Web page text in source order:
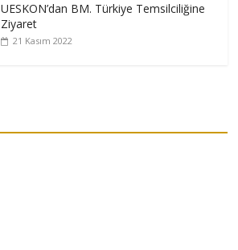
UESKON’dan BM. Türkiye Temsilciliğine
Ziyaret
21 Kasım 2022